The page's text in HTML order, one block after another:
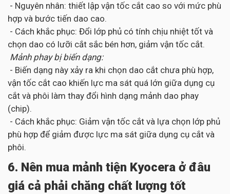
- Nguyên nhân: thiết lập vận tốc cắt cao so với mức phù
hợp và bước tiến dao cao.
- Cách khắc phục: Đổi lớp phủ có tính chịu nhiệt tốt và
chọn dao có lưỡi cắt sắc bén hơn, giảm vận tốc cắt.
Mảnh phay bị biến dạng:
- Biến dạng này xảy ra khi chọn dao cắt chưa phù hợp,
vận tốc cắt cao khiến lực ma sát quá lớn giữa dụng cụ
cắt và phôi làm thay đổi hình dạng mảnh dao phay
(chip).
- Cách khắc phục: Giảm vận tốc cắt và lựa chọn lớp phủ
phù hợp để giảm được lực ma sát giữa dụng cụ cắt và
phôi.
6. Nên mua mảnh tiện Kyocera ở đâu
giá cả phải chăng chất lượng tốt